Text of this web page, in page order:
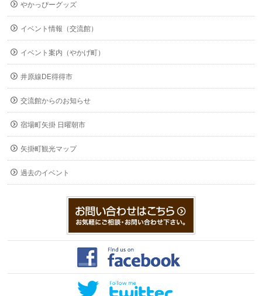
やかっぴーグッズ
イベント情報（交流館）
イベント案内（やかげ町）
井原線DE得得市
交流館からのお知らせ
宿場町矢掛 日曜朝市
矢掛町観光マップ
過去のイベント